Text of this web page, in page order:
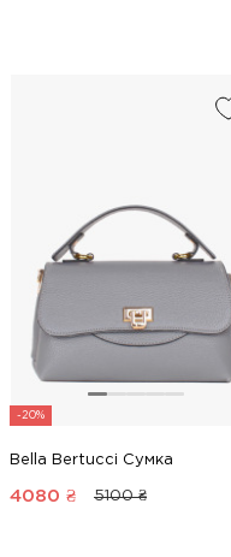
-20%
Bella Bertucci Сумка
4080 ₴ 5100 ₴